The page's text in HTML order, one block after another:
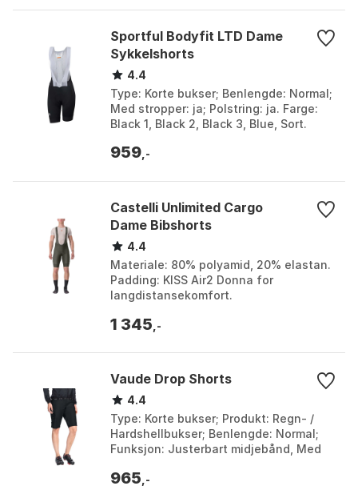
Sportful Bodyfit LTD Dame
Sykkelshorts
4.4
Type: Korte bukser; Benlengde: Normal;
Med stropper: ja; Polstring: ja. Farge:
Black 1, Black 2, Black 3, Blue, Sort.
959 ,-
Castelli Unlimited Cargo
Dame Bibshorts
4.4
Materiale: 80% polyamid, 20% elastan.
Padding: KISS Air2 Donna for
langdistansekomfort.
Lommer: To cargolommer med klaffer
1 345 ,-
Vaude Drop Shorts
4.4
Type: Korte bukser; Produkt: Regn- /
Hardshellbukser; Benlengde: Normal;
Funksjon: Justerbart midjebånd, Med
Vindtett. Farge: ...
965 ,-